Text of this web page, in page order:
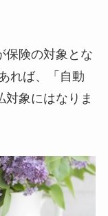
保険の対象とな
れば、「自動
対象にはなりま